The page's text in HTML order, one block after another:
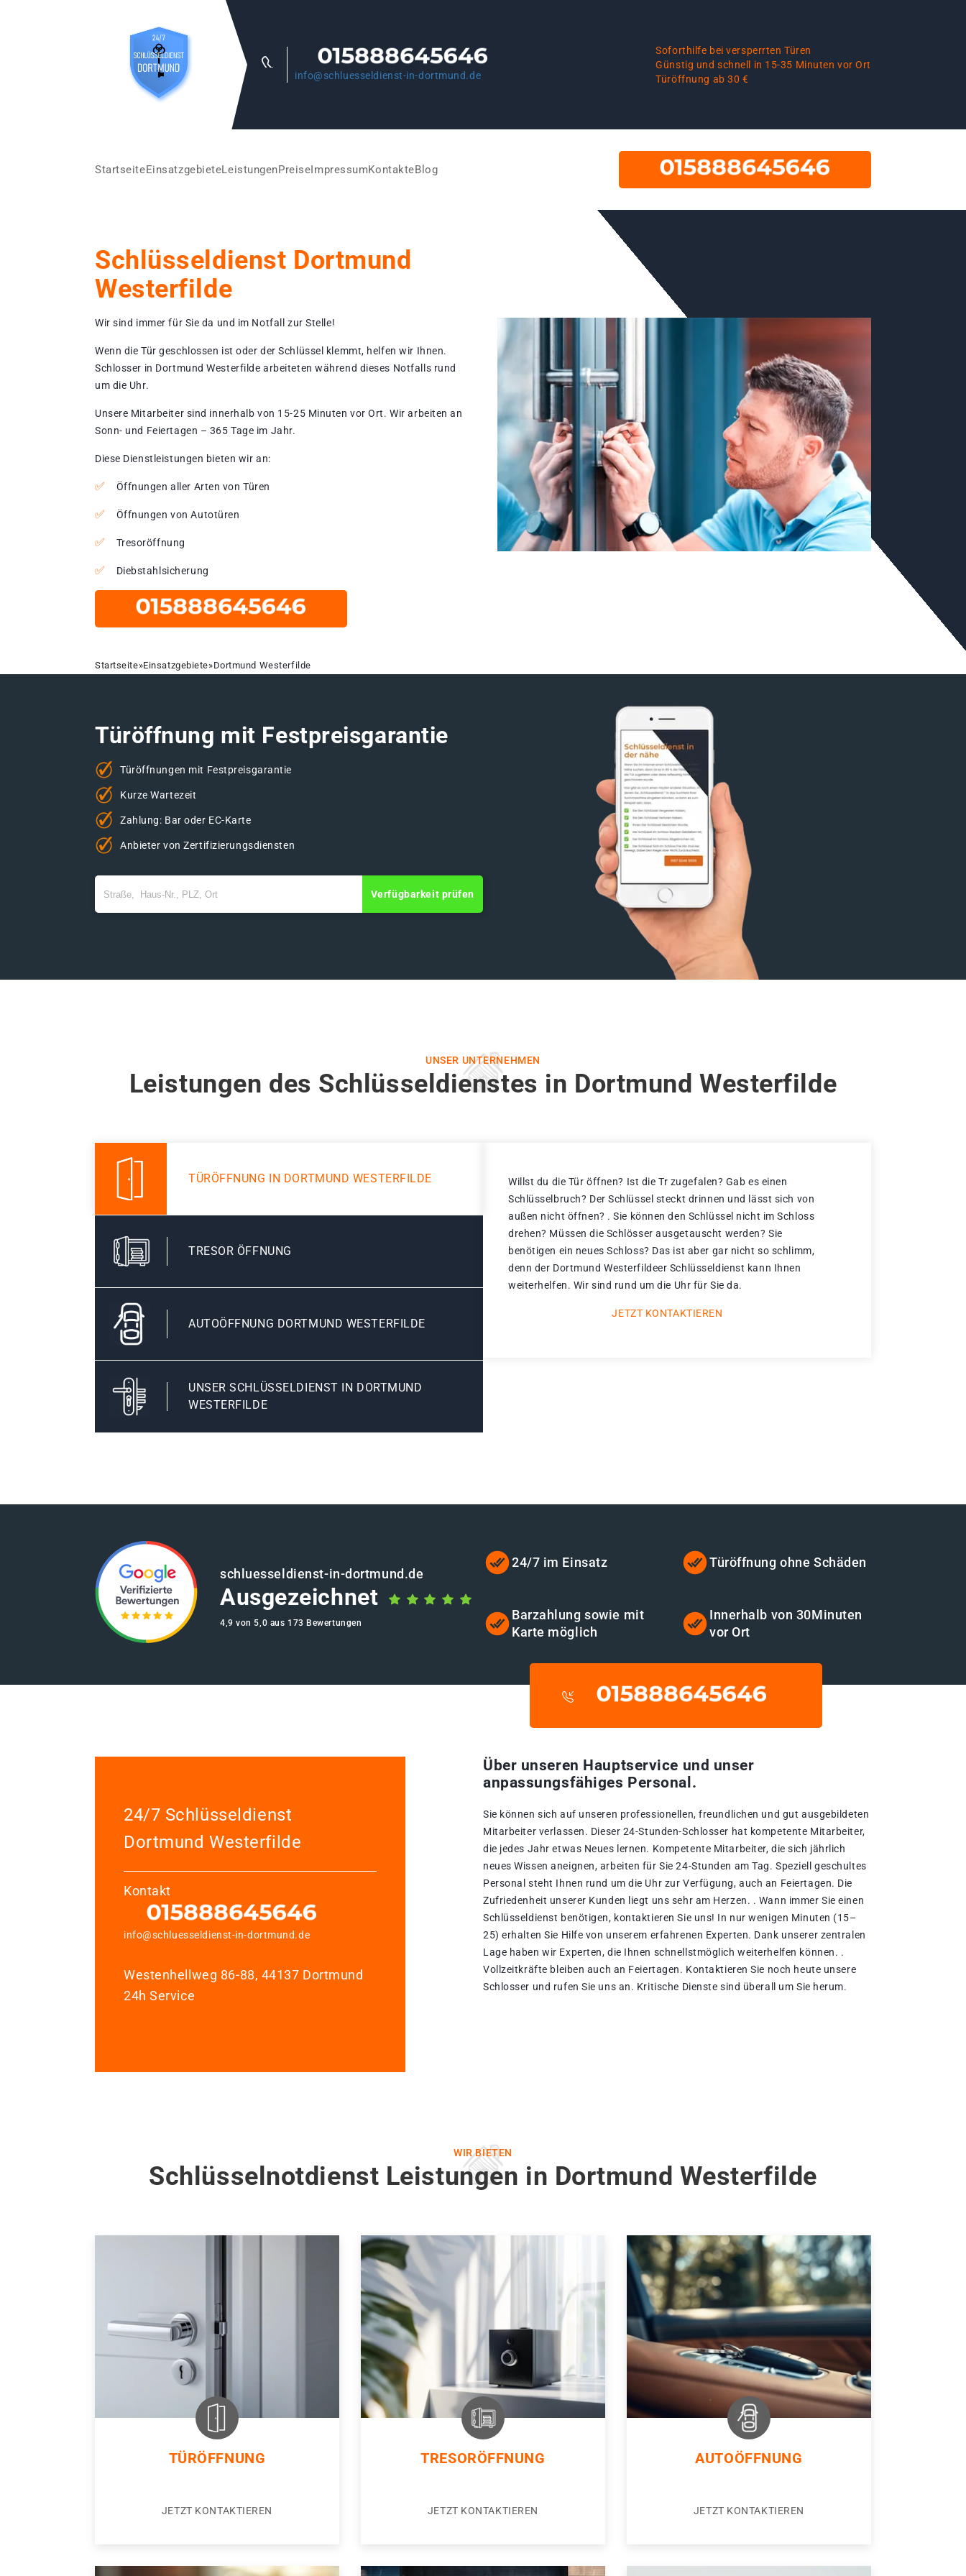
info@schluesseldienst-in-dortmund.de
Soforthilfe bei versperrten Türen
Günstig und schnell in 15-35 Minuten vor Ort
Türöffnung ab 30 €
StartseiteEinsatzgebieteLeistungenPreiseImpressumKontakteBlog
Schlüsseldienst Dortmund
Westerfilde
Wir sind immer für Sie da und im Notfall zur Stelle!
Wenn die Tür geschlossen ist oder der Schlüssel klemmt, helfen wir Ihnen.
Schlosser in Dortmund Westerfilde arbeiteten während dieses Notfalls rund
um die Uhr.
Unsere Mitarbeiter sind innerhalb von 15-25 Minuten vor Ort. Wir arbeiten an
Sonn- und Feiertagen – 365 Tage im Jahr.
Diese Dienstleistungen bieten wir an:
Öffnungen aller Arten von Türen
Öffnungen von Autotüren
Tresoröffnung
Diebstahlsicherung
Startseite»Einsatzgebiete»Dortmund Westerfilde
Türöffnung mit Festpreisgarantie
Türöffnungen mit Festpreisgarantie
Kurze Wartezeit
Zahlung: Bar oder EC-Karte
Anbieter von Zertifizierungsdiensten
Verfügbarkeit prüfen
UNSER UNTERNEHMEN
Leistungen des Schlüsseldienstes in Dortmund Westerfilde
TÜRÖFFNUNG IN DORTMUND WESTERFILDE
TRESOR ÖFFNUNG
AUTOÖFFNUNG DORTMUND WESTERFILDE
UNSER SCHLÜSSELDIENST IN DORTMUND
WESTERFILDE
Willst du die Tür öffnen? Ist die Tr zugefalen? Gab es einen
Schlüsselbruch? Der Schlüssel steckt drinnen und lässt sich von
außen nicht öffnen? . Sie können den Schlüssel nicht im Schloss
drehen? Müssen die Schlösser ausgetauscht werden? Sie
benötigen ein neues Schloss? Das ist aber gar nicht so schlimm,
denn der Dortmund Westerfildeer Schlüsseldienst kann Ihnen
weiterhelfen. Wir sind rund um die Uhr für Sie da.
JETZT KONTAKTIEREN
schluesseldienst-in-dortmund.de
Ausgezeichnet
4,9 von 5,0 aus 173 Bewertungen
24/7 im Einsatz Türöffnung ohne Schäden
Barzahlung sowie mit
Karte möglich
Innerhalb von 30Minuten
vor Ort
24/7 Schlüsseldienst
Dortmund Westerfilde
Kontakt
info@schluesseldienst-in-dortmund.de
Westenhellweg 86-88, 44137 Dortmund
24h Service
Über unseren Hauptservice und unser
anpassungsfähiges Personal.
Sie können sich auf unseren professionellen, freundlichen und gut ausgebildeten
Mitarbeiter verlassen. Dieser 24-Stunden-Schlosser hat kompetente Mitarbeiter,
die jedes Jahr etwas Neues lernen. Kompetente Mitarbeiter, die sich jährlich
neues Wissen aneignen, arbeiten für Sie 24-Stunden am Tag. Speziell geschultes
Personal steht Ihnen rund um die Uhr zur Verfügung, auch an Feiertagen. Die
Zufriedenheit unserer Kunden liegt uns sehr am Herzen. . Wann immer Sie einen
Schlüsseldienst benötigen, kontaktieren Sie uns! In nur wenigen Minuten (15–
25) erhalten Sie Hilfe von unserem erfahrenen Experten. Dank unserer zentralen
Lage haben wir Experten, die Ihnen schnellstmöglich weiterhelfen können. .
Vollzeitkräfte bleiben auch an Feiertagen. Kontaktieren Sie noch heute unsere
Schlosser und rufen Sie uns an. Kritische Dienste sind überall um Sie herum.
WIR BIETEN
Schlüsselnotdienst Leistungen in Dortmund Westerfilde
TÜRÖFFNUNG
JETZT KONTAKTIEREN
TRESORÖFFNUNG
JETZT KONTAKTIEREN
AUTOÖFFNUNG
JETZT KONTAKTIEREN